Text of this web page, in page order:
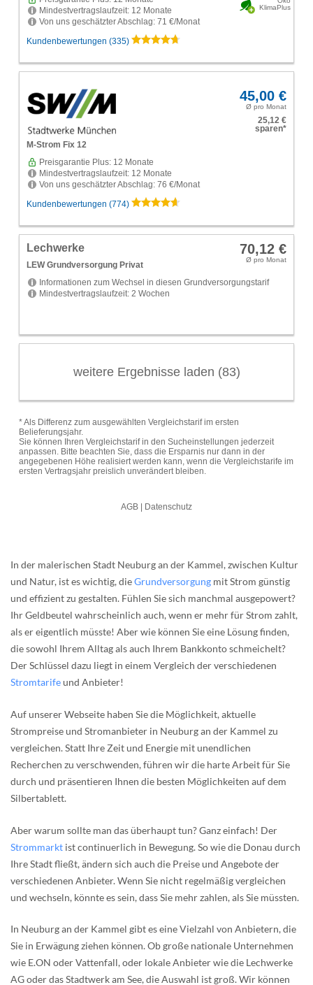
In der malerischen Stadt Neuburg an der Kammel, zwischen Kultur
und Natur, ist es wichtig, dieGrundversorgung mit Strom günstig
und effizient zu gestalten. Fühlen Sie sich manchmal ausgepowert?
Ihr Geldbeutel wahrscheinlich auch, wenn er mehr für Strom zahlt,
als er eigentlich müsste! Aber wie können Sie eine Lösung finden,
die sowohl Ihrem Alltag als auch Ihrem Bankkonto schmeichelt?
Der Schlüssel dazu liegt in einem Vergleich der verschiedenen
Stromtarifeund Anbieter!
Auf unserer Webseite haben Sie die Möglichkeit, aktuelle
Strompreise und Stromanbieter in Neuburg an der Kammel zu
vergleichen. Statt Ihre Zeit und Energie mit unendlichen
Recherchen zu verschwenden, führen wir die harte Arbeit für Sie
durch und präsentieren Ihnen die besten Möglichkeiten auf dem
Silbertablett.
Aber warum sollte man das überhaupt tun? Ganz einfach! Der
Strommarkt ist continuerlich in Bewegung. So wie die Donau durch
Ihre Stadt fließt, ändern sich auch die Preise und Angebote der
verschiedenen Anbieter. Wenn Sie nicht regelmäßig vergleichen
und wechseln, könnte es sein, dass Sie mehr zahlen, als Sie müssten.
In Neuburg an der Kammel gibt es eine Vielzahl von Anbietern, die
Sie in Erwägung ziehen können. Ob große nationale Unternehmen
wie E.ON oder Vattenfall, oder lokale Anbieter wie die Lechwerke
AG oder das Stadtwerk am See, die Auswahl ist groß. Wir können